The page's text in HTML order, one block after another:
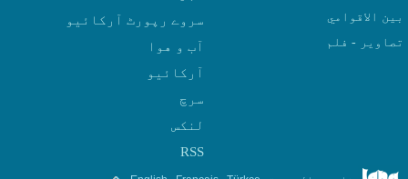
بين الاقوامي
تصاوير - فلم
سروے رپورٹ آرکائیو
آب و هوا
سرچ
لنکس
RSS